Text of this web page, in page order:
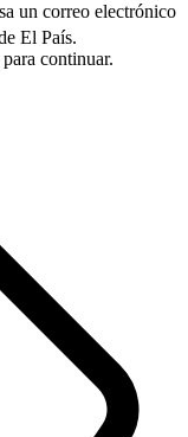
un correo electrónico
El País.
continuar.